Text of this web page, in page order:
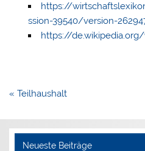
https://
ssion-39540/version-
https://
Beitragsnavigation
« Teilhaushalt
Neueste Beiträge